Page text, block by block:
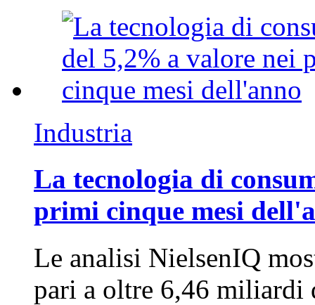
Industria
La tecnologia di
primi cinque mesi
Le analisi NielsenIQ
pari a oltre 6,46